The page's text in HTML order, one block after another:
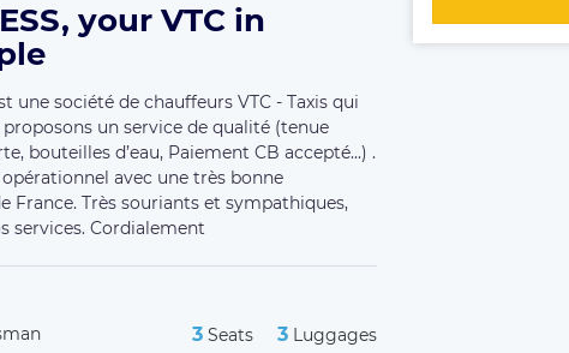
your VTC in
une société de chauffeurs VTC - Taxis qui
un service de qualité (tenue
bouteilles d’eau, Paiement CB accepté...) .
avec une très bonne
France. Très souriants et sympathiques,
services. Cordialement
3 Seats 3 Luggages